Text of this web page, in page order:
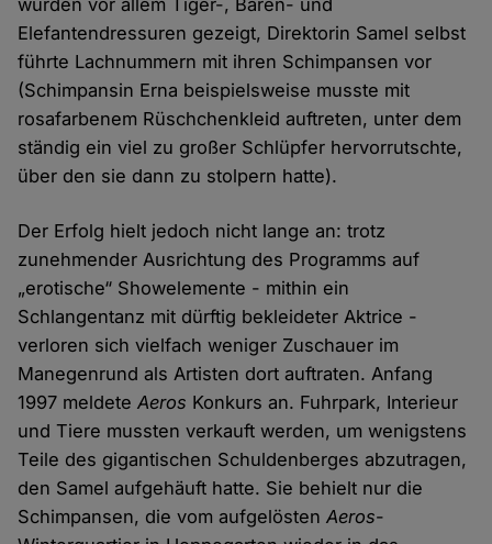
wurden vor allem Tiger-, Bären- und
Elefantendressuren gezeigt, Direktorin Samel selbst
führte Lachnummern mit ihren Schimpansen vor
(Schimpansin Erna beispielsweise musste mit
rosafarbenem Rüschchenkleid auftreten, unter dem
ständig ein viel zu großer Schlüpfer hervorrutschte,
über den sie dann zu stolpern hatte).
Der Erfolg hielt jedoch nicht lange an: trotz
zunehmender Ausrichtung des Programms auf
„erotische“ Showelemente - mithin ein
Schlangentanz mit dürftig bekleideter Aktrice -
verloren sich vielfach weniger Zuschauer im
Manegenrund als Artisten dort auftraten. Anfang
1997 meldeteAeros Konkurs an. Fuhrpark, Interieur
und Tiere mussten verkauft werden, um wenigstens
Teile des gigantischen Schuldenberges abzutragen,
den Samel aufgehäuft hatte. Sie behielt nur die
Schimpansen, die vom aufgelöstenAeros-